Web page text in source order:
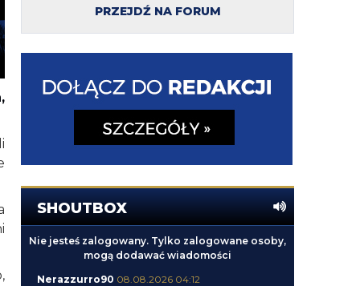
PRZEJDŹ NA FORUM
SHOUTBOX
Nie jesteś zalogowany. Tylko zalogowane osoby,
mogą dodawać wiadomości
Nerazzurro90 08.08.2026 04:12